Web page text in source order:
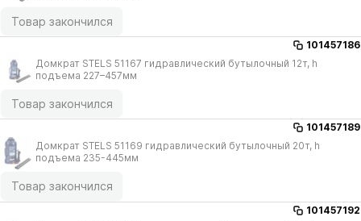
Товар закончился
101457186
Домкрат STELS 51167 гидравлический бутылочный 12т, h
подъема 227–457мм
Товар закончился
101457189
Домкрат STELS 51169 гидравлический бутылочный 20т, h
подъема 235-445мм
Товар закончился
101457192